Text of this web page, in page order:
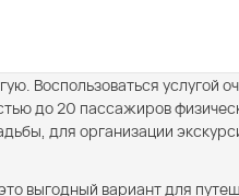
Воспользоваться услугой
до 20 пассажиров
для организации
выгодный вариант для